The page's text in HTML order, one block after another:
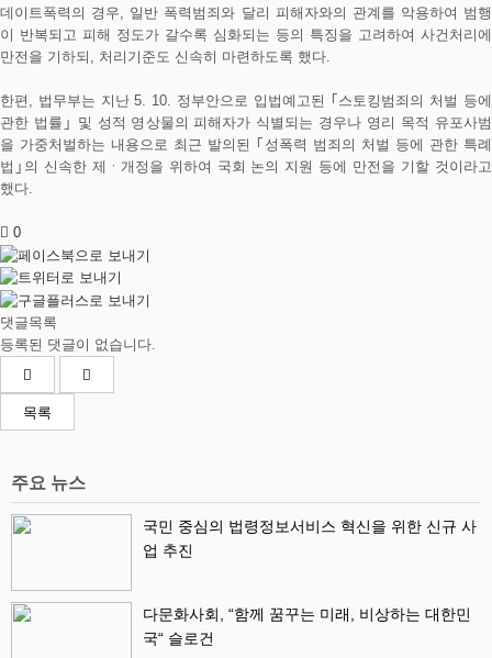
데이트폭력의 경우, 일반 폭력범죄와 달리 피해자와의 관계를 악용하여 범행
이 반복되고 피해 정도가 갈수록 심화되는 등의 특징을 고려하여 사건처리에
만전을 기하되, 처리기준도 신속히 마련하도록 했다.
한편, 법무부는 지난 5. 10. 정부안으로 입법예고된 ｢스토킹범죄의 처벌 등에
관한 법률｣ 및 성적 영상물의 피해자가 식별되는 경우나 영리 목적 유포사범
을 가중처벌하는 내용으로 최근 발의된 ｢성폭력 범죄의 처벌 등에 관한 특례
법｣의 신속한 제ㆍ개정을 위하여 국회 논의 지원 등에 만전을 기할 것이라고
했다.
0
댓글목록
등록된 댓글이 없습니다.
목록
주요 뉴스
국민 중심의 법령정보서비스 혁신을 위한 신규 사
업 추진
다문화사회, “함께 꿈꾸는 미래, 비상하는 대한민
국“ 슬로건